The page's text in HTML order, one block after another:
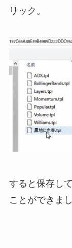
リック。
すると保存し
ことができまし